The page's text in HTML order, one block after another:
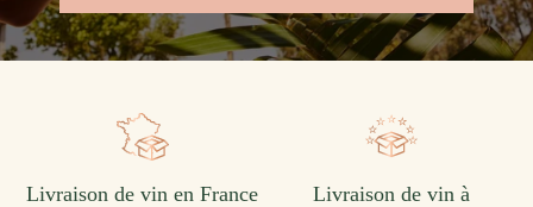
Livraison de vin en France
Livraison de vin à